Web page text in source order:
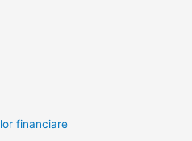
financiare